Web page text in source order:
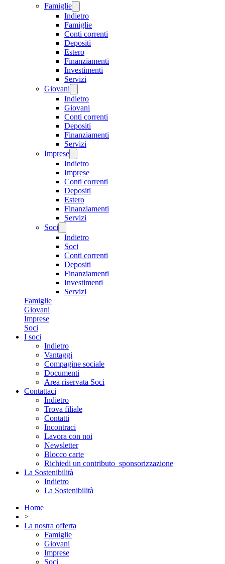
Famiglie
Indietro
Famiglie
Conti correnti
Depositi
Estero
Finanziamenti
Investimenti
Servizi
Giovani
Indietro
Giovani
Conti correnti
Depositi
Finanziamenti
Servizi
Imprese
Indietro
Imprese
Conti correnti
Depositi
Estero
Finanziamenti
Servizi
Soci
Indietro
Soci
Conti correnti
Depositi
Finanziamenti
Investimenti
Servizi
Famiglie
Giovani
Imprese
Soci
I soci
Indietro
Vantaggi
Compagine sociale
Documenti
Area riservata Soci
Contattaci
Indietro
Trova filiale
Contatti
Incontraci
Lavora con noi
Newsletter
Blocco carte
Richiedi un contributo_sponsorizzazione
La Sostenibilità
Indietro
La Sostenibilità
Home
>
La nostra offerta
Famiglie
Giovani
Imprese
Soci